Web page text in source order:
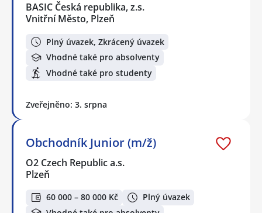
BASIC Česká republika, z.s.
Vnitřní Město, Plzeň
Plný úvazek, Zkrácený úvazek
Vhodné také pro absolventy
Vhodné také pro studenty
Zveřejněno: 3. srpna
Obchodník Junior (m/ž)
O2 Czech Republic a.s.
Plzeň
60 000 – 80 000 Kč
Plný úvazek